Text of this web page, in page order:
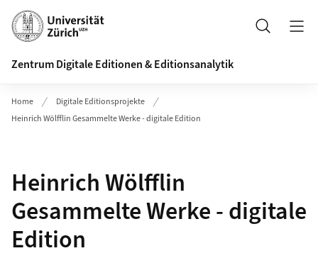
Header
Suche
Zentrum Digitale Editionen & Editionsanalytik
Home
Digitale Editionsprojekte
Heinrich Wölfflin Gesammelte Werke - digitale Edition
Heinrich Wölfflin
Gesammelte Werke - digitale
Edition